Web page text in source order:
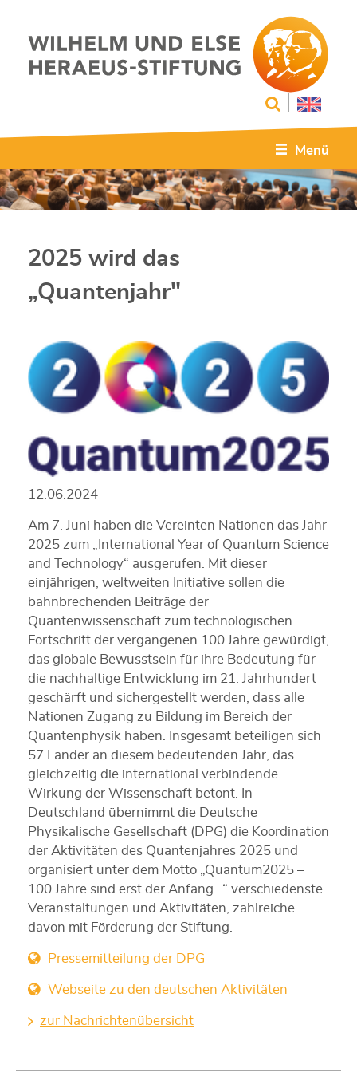
Menü
2025 wird das
„Quantenjahr"
12.06.2024
Am 7. Juni haben die Vereinten Nationen das Jahr
2025 zum „International Year of Quantum Science
and Technology“ ausgerufen. Mit dieser
einjährigen, weltweiten Initiative sollen die
bahnbrechenden Beiträge der
Quantenwissenschaft zum technologischen
Fortschritt der vergangenen 100 Jahre gewürdigt,
das globale Bewusstsein für ihre Bedeutung für
die nachhaltige Entwicklung im 21. Jahrhundert
geschärft und sichergestellt werden, dass alle
Nationen Zugang zu Bildung im Bereich der
Quantenphysik haben. Insgesamt beteiligen sich
57 Länder an diesem bedeutenden Jahr, das
gleichzeitig die international verbindende
Wirkung der Wissenschaft betont. In
Deutschland übernimmt die Deutsche
Physikalische Gesellschaft (DPG) die Koordination
der Aktivitäten des Quantenjahres 2025 und
organisiert unter dem Motto „Quantum2025 –
100 Jahre sind erst der Anfang…“ verschiedenste
Veranstaltungen und Aktivitäten, zahlreiche
davon mit Förderung der Stiftung.
Pressemitteilung der DPG
Webseite zu den deutschen Aktivitäten
zur Nachrichtenübersicht